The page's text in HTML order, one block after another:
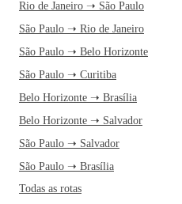
Rio de Janeiro ➝ São Paulo
São Paulo ➝ Rio de Janeiro
São Paulo ➝ Belo Horizonte
São Paulo ➝ Curitiba
Belo Horizonte ➝ Brasília
Belo Horizonte ➝ Salvador
São Paulo ➝ Salvador
São Paulo ➝ Brasília
Todas as rotas